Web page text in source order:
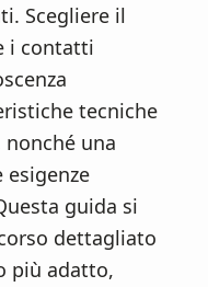
Scegliere il
i contatti
tecniche
una
esigenze
guida si
dettagliato
più adatto,